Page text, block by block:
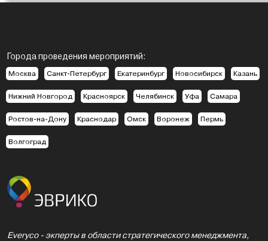
Города проведения мероприятий:
Москва Санкт-Петербург Екатеринбург Новосибирск Казань
Нижний Новгород Красноярск Челябинск Уфа Самара
Ростов-на-Дону Краснодар Омск Воронеж Пермь
Волгоград
Everyco - экперты в области стратегического менеджмента,